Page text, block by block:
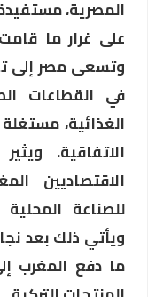
المصرية، مستفيدة
على غرار ما
وتسعى مصر إلى
في القطاعات
الغذائية،
الاتفاقية.
الاقتصاديين
للصناعة
ويأتي ذلك بعد
ما دفع المغرب